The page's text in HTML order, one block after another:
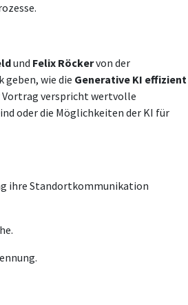
und Felix Röckervon der
geben, wie die Generative KI effizient
Vortrag verspricht wertvolle
oder die Möglichkeiten der KI für
ihre Standortkommunikation